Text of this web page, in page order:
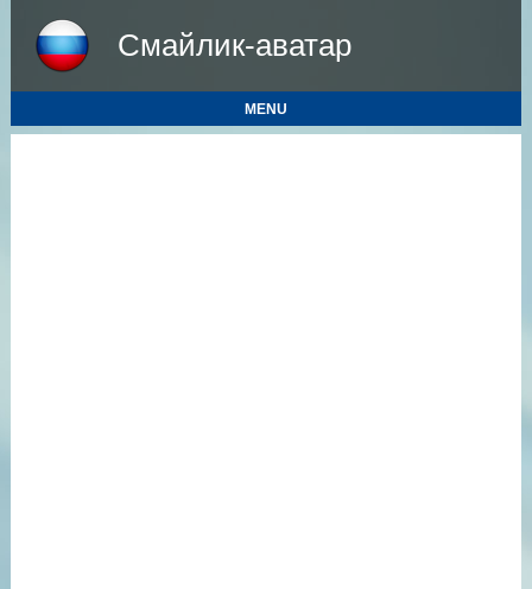
Смайлик-аватар
MENU